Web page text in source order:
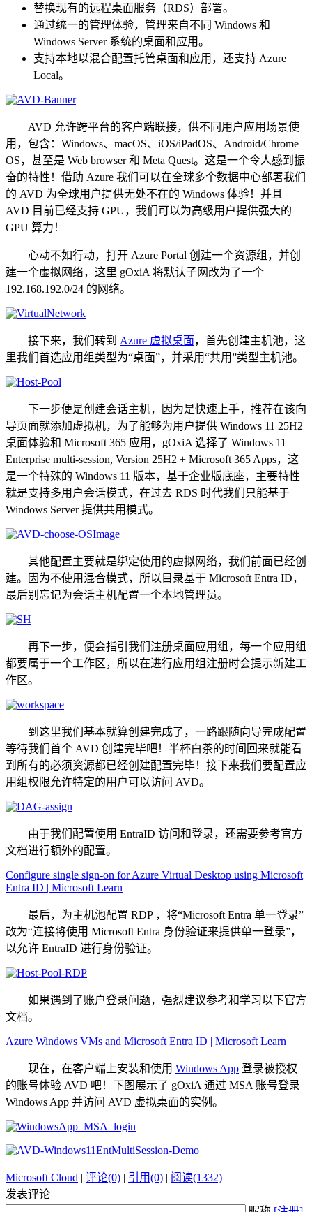
替换现有的远程桌面服务（RDS）部署。
通过统一的管理体验，管理来自不同 Windows 和
Windows Server 系统的桌面和应用。
支持本地以混合配置托管桌面和应用，还支持 Azure
Local。
AVD 允许跨平台的客户端联接，供不同用户应用场景使
用，包含：Windows、macOS、iOS/iPadOS、Android/Chrome
OS，甚至是 Web browser 和 Meta Quest。这是一个令人感到振
奋的特性！借助 Azure 我们可以在全球多个数据中心部署我们
的 AVD 为全球用户提供无处不在的 Windows 体验！并且
AVD 目前已经支持 GPU，我们可以为高级用户提供强大的
GPU 算力！
心动不如行动，打开 Azure Portal 创建一个资源组，并创
建一个虚拟网络，这里 gOxiA 将默认子网改为了一个
192.168.192.0/24 的网络。
接下来，我们转到 Azure 虚拟桌面，首先创建主机池，这
里我们首选应用组类型为“桌面”，并采用“共用”类型主机池。
下一步便是创建会话主机，因为是快速上手，推荐在该向
导页面就添加虚拟机，为了能够为用户提供 Windows 11 25H2
桌面体验和 Microsoft 365 应用，gOxiA 选择了 Windows 11
Enterprise multi-session, Version 25H2 + Microsoft 365 Apps，这
是一个特殊的 Windows 11 版本，基于企业版底座，主要特性
就是支持多用户会话模式，在过去 RDS 时代我们只能基于
Windows Server 提供共用模式。
其他配置主要就是绑定使用的虚拟网络，我们前面已经创
建。因为不使用混合模式，所以目录基于 Microsoft Entra ID，
最后别忘记为会话主机配置一个本地管理员。
再下一步，便会指引我们注册桌面应用组，每一个应用组
都要属于一个工作区，所以在进行应用组注册时会提示新建工
作区。
到这里我们基本就算创建完成了，一路跟随向导完成配置
等待我们首个 AVD 创建完毕吧！半杯白茶的时间回来就能看
到所有的必须资源都已经创建配置完毕！接下来我们要配置应
用组权限允许特定的用户可以访问 AVD。
由于我们配置使用 EntraID 访问和登录，还需要参考官方
文档进行额外的配置。
Configure single sign-on for Azure Virtual Desktop using Microsoft
Entra ID | Microsoft Learn
最后，为主机池配置 RDP ，将“Microsoft Entra 单一登录”
改为“连接将使用 Microsoft Entra 身份验证来提供单一登录”，
以允许 EntraID 进行身份验证。
如果遇到了账户登录问题，强烈建议参考和学习以下官方
文档。
Azure Windows VMs and Microsoft Entra ID | Microsoft Learn
现在，在客户端上安装和使用 Windows App 登录被授权
的账号体验 AVD 吧！下图展示了 gOxiA 通过 MSA 账号登录
Windows App 并访问 AVD 虚拟桌面的实例。
Microsoft Cloud | 评论(0) | 引用(0) | 阅读(1332)
发表评论